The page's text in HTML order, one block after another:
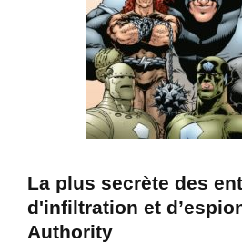
La plus secrète des
d'infiltration et
Authority